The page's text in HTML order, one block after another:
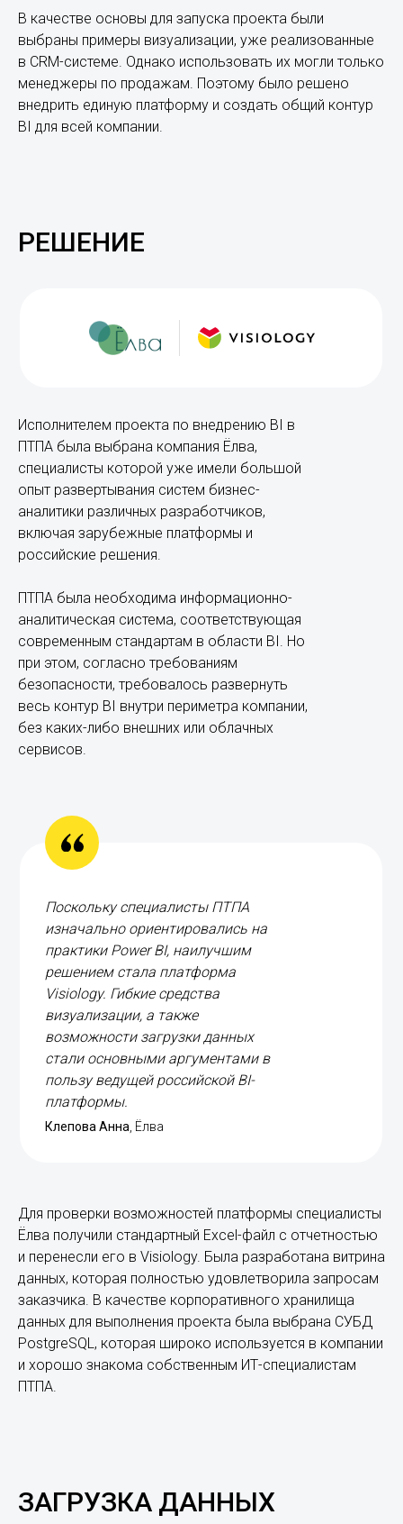
В качестве основы для запуска проекта были
выбраны примеры визуализации, уже реализованные
в CRM-системе. Однако использовать их могли только
менеджеры по продажам. Поэтому было решено
внедрить единую платформу и создать общий контур
BI для всей компании.
РЕШЕНИЕ
Исполнителем проекта по внедрению BI в
ПТПА была выбрана компания Ёлва,
специалисты которой уже имели большой
опыт развертывания систем бизнес-
аналитики различных разработчиков,
включая зарубежные платформы и
российские решения.
ПТПА была необходима информационно-
аналитическая система, соответствующая
современным стандартам в области BI. Но
при этом, согласно требованиям
безопасности, требовалось развернуть
весь контур BI внутри периметра компании,
без каких-либо внешних или облачных
сервисов.
Поскольку специалисты ПТПА
изначально ориентировались на
практики Power BI, наилучшим
решением стала платформа
Visiology. Гибкие средства
визуализации, а также
возможности загрузки данных
стали основными аргументами в
пользу ведущей российской BI-
платформы.
Клепова Анна , Ёлва
Для проверки возможностей платформы специалисты
Ёлва получили стандартный Excel-файл с отчетностью
и перенесли его в Visiology. Была разработана витрина
данных, которая полностью удовлетворила запросам
заказчика. В качестве корпоративного хранилища
данных для выполнения проекта была выбрана СУБД
PostgreSQL, которая широко используется в компании
и хорошо знакома собственным ИТ-специалистам
ПТПА.
ЗАГРУЗКА ДАННЫХ